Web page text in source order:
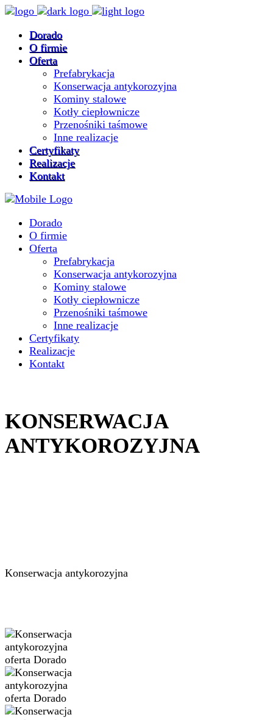
Dorado
O firmie
Oferta
Prefabrykacja
Konserwacja antykorozyjna
Kominy stalowe
Kotły ciepłownicze
Przenośniki taśmowe
Inne realizacje
Certyfikaty
Realizacje
Kontakt
Dorado
O firmie
Oferta
Prefabrykacja
Konserwacja antykorozyjna
Kominy stalowe
Kotły ciepłownicze
Przenośniki taśmowe
Inne realizacje
Certyfikaty
Realizacje
Kontakt
KONSERWACJA
ANTYKOROZYJNA
Konserwacja antykorozyjna